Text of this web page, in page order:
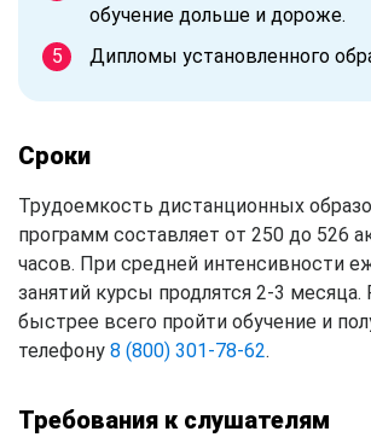
обучение дольше и дороже.
Дипломы установленного
Сроки
Трудоемкость дистанционных
программ составляет от 250 до 526
часов. При средней интенсивности
занятий курсы продлятся 2-3
быстрее всего пройти обучение и
телефону 8 (800) 301-78-62.
Требования к слушателям